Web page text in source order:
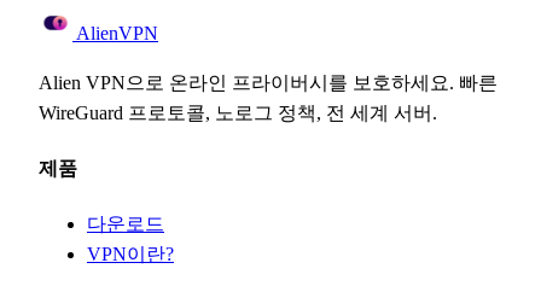
AlienVPN
Alien VPN으로 온라인 프라이버시를 보호하세요. 빠른
WireGuard 프로토콜, 노로그 정책, 전 세계 서버.
제품
다운로드
VPN이란?